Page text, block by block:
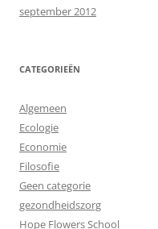
september 2012
CATEGORIEËN
Algemeen
Ecologie
Economie
Filosofie
Geen categorie
gezondheidszorg
Hope Flowers School